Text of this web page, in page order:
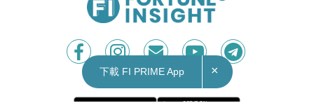
下載 FI PRIME App ×